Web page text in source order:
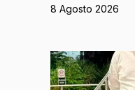
8 Agosto 2026